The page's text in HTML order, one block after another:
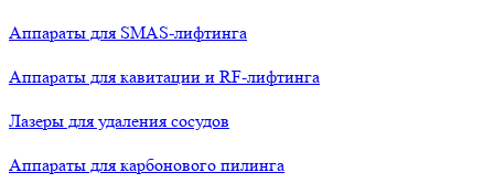
Аппараты для SMAS-лифтинга
Аппараты для кавитации и RF-лифтинга
Лазеры для удаления сосудов
Аппараты для карбонового пилинга